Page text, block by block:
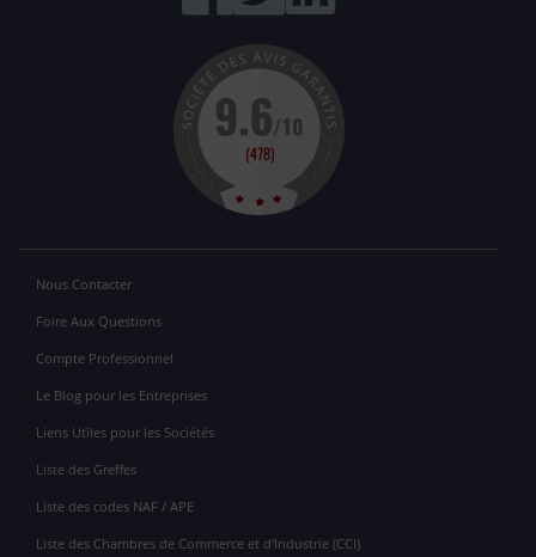
Nous Contacter
Foire Aux Questions
Compte Professionnel
Le Blog pour les Entreprises
Liens Utiles pour les Sociétés
Liste des Greffes
Liste des codes NAF / APE
Liste des Chambres de Commerce et d'Industrie (CCI)